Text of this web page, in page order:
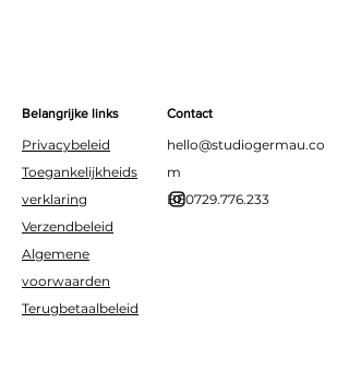
Belangrijke links
Privacybeleid
Toegankelijkheids
verklaring
Verzendbeleid
Algemene
voorwaarden
Terugbetaalbeleid
Contact
hello@studiogermau.co
m
BE0729.776.233